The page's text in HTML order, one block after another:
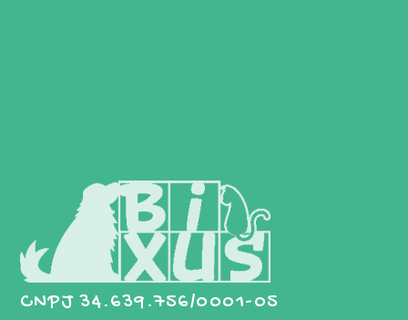
CNPJ 34.639.756/0001-05